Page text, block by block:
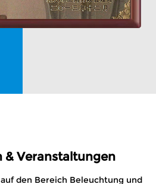
& Veranstaltungen
den Bereich Beleuchtung und